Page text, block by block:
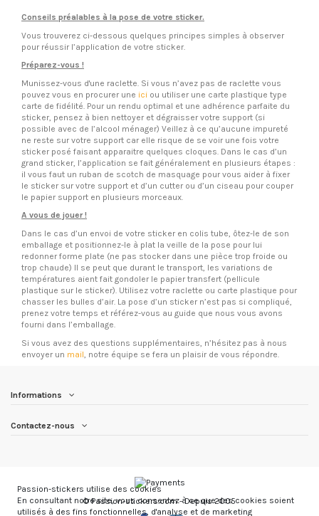
Conseils préalables à la pose de votre sticker.
Vous trouverez ci-dessous quelques principes simples à observer
pour réussir l’application de votre sticker.
Préparez-vous !
Munissez-vous d'une raclette. Si vous n’avez pas de raclette vous
pouvez vous en procurer une ici ou utiliser une carte plastique type
carte de fidélité. Pour un rendu optimal et une adhérence parfaite du
sticker, pensez à bien nettoyer et dégraisser votre support (si
possible avec de l’alcool ménager) Veillez à ce qu’aucune impureté
ne reste sur votre support car elle risque de se voir une fois votre
sticker posé faisant apparaitre quelques cloques. Dans le cas d’un
grand sticker, l’application se fait généralement en plusieurs étapes :
il vous faut un ruban de scotch de masquage pour vous aider à fixer
le sticker sur votre support et d’un cutter ou d’un ciseau pour couper
le papier support en plusieurs morceaux.
A vous de jouer !
Dans le cas d’un envoi de votre sticker en colis tube, ôtez-le de son
emballage et positionnez-le à plat la veille de la pose pour lui
redonner forme plate (ne pas stocker dans une pièce trop froide ou
trop chaude) Il se peut que durant le transport, les variations de
températures aient fait gondoler le papier transfert (pellicule
plastique sur le sticker). Utilisez votre raclette ou carte plastique pour
chasser les bulles d’air. La pose d’un sticker n’est pas si compliqué,
prenez votre temps et référez-vous au guide que nous vous avons
fourni dans l’emballage.
Si vous avez des questions supplémentaires, n’hésitez pas à nous
envoyer un mail , notre équipe se fera un plaisir de vous répondre.
Informations
Contactez-nous
© Passion-stickers.com - Depuis 2005
Passion-stickers utilise des cookies
En consultant notre site, vous consentez à ce que des cookies soient
utilisés à des fins fonctionnelles, d'analyse et de marketing